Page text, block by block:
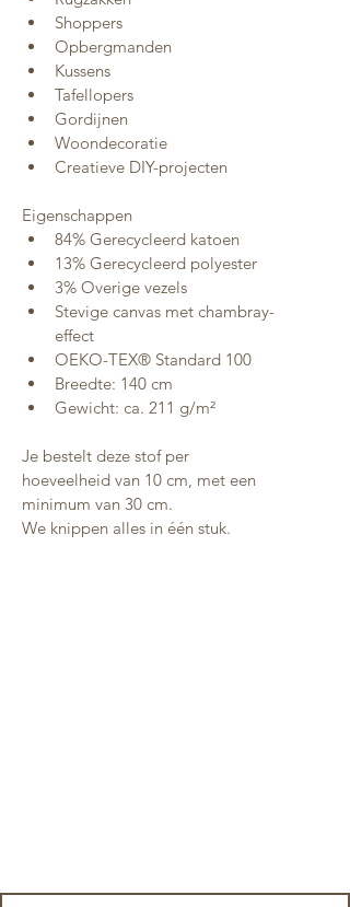
Shoppers
Opbergmanden
Kussens
Tafellopers
Gordijnen
Woondecoratie
Creatieve DIY-projecten
Eigenschappen
84% Gerecycleerd katoen
13% Gerecycleerd polyester
3% Overige vezels
Stevige canvas met chambray-
effect
OEKO-TEX® Standard 100
Breedte: 140 cm
Gewicht: ca. 211 g/m²
Je bestelt deze stof per
hoeveelheid van 10 cm, met een
minimum van 30 cm.
We knippen alles in één stuk.